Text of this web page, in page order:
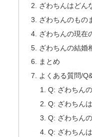
ざわちんはどん
ざわちんのもの
ざわちんの現在
ざわちんの結婚
まとめ
よくある質問/
Q: ざわちん
Q: ざわちん
Q: ざわちん
Q: ざわちん